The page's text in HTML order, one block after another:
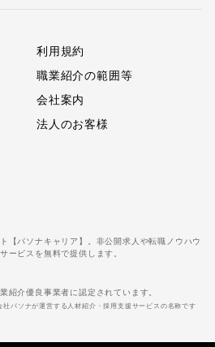
利用規約
職業紹介の範囲等
会社案内
法人のお客様
【パソナキャリア】。非公開求人や転職ノウハウ
ービスを無料で提供します。
紹介優良事業者に認定されています。
パソナが運営する人材紹介・採用支援サービスの名称です